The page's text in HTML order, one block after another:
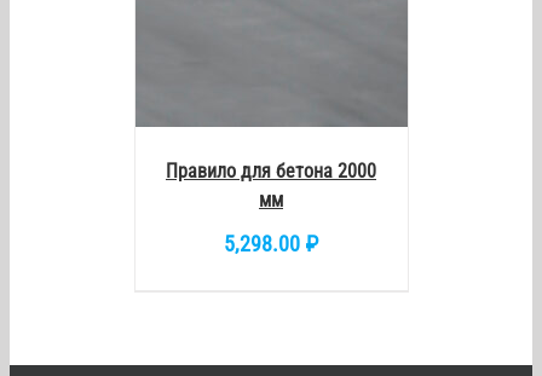
Правило для бетона 2000
мм
5,298.00 ₽